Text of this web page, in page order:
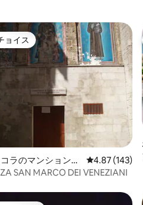
4.99つ星の平均評価
ョイス
ョイス
ラのマンション・
レビュー143
4.87 (143)
SAN MARCO DEI VENEZIANI